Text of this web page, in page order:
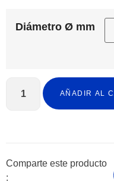
Diámetro Ø mm
AÑADIR AL
Comparte este producto
: